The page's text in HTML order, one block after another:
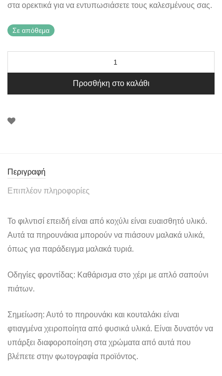
στα ορεκτικά για να εντυπωσιάσετε τους καλεσμένους σας.
Σε απόθεμα
Προσθήκη στο καλάθι
Περιγραφή
Επιπλέον πληροφορίες
To φιλντισί επειδή είναι από κοχύλι είναι ευαισθητό υλικό.
Αυτά τα πηρουνάκια μπορούν να πιάσουν μαλακά υλικά,
όπως για παράδειγμα μαλακά τυριά.
Οδηγίες φροντίδας: Καθάρισμα στο χέρι με απλό σαπούνι
πιάτων.
Σημείωση: Αυτό το πηρουνάκι και κουταλάκι είναι
φτιαγμένα χειροποίητα από φυσικά υλικά. Είναι δυνατόν να
υπάρξει διαφοροποίηση στα χρώματα από αυτά που
βλέπετε στην φωτογραφία προϊόντος.